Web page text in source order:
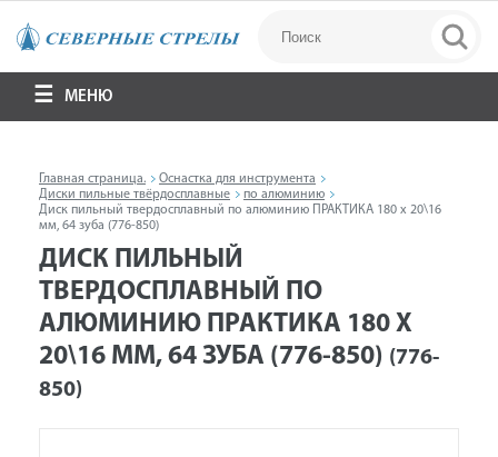
МЕНЮ
Главная страница.
Оснастка для инструмента
Диски пильные твёрдосплавные
по алюминию
Диск пильный твердосплавный по алюминию ПРАКТИКА 180 х 20\16
мм, 64 зуба (776-850)
ДИСК ПИЛЬНЫЙ
ТВЕРДОСПЛАВНЫЙ ПО
АЛЮМИНИЮ ПРАКТИКА 180 Х
20\16 ММ, 64 ЗУБА (776-850) (776-
850)